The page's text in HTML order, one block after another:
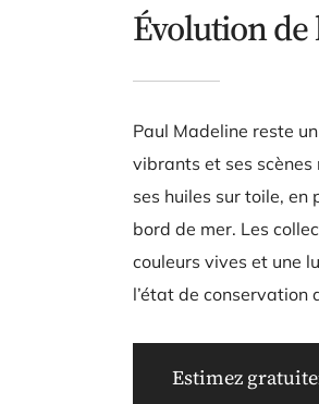
Évolution de
Paul Madeline reste
vibrants et ses
ses huiles sur toile,
bord de mer. Les
couleurs vives et une
l’état de
Estimez